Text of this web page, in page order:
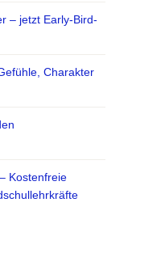
– jetzt Early-Bird-
Charakter
Kostenfreie